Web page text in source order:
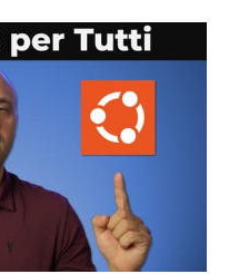
sul mio canale